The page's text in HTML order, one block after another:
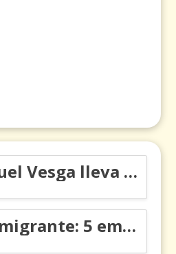
Carlos Manuel Vesga lleva el nombre de Colombia a los Emmy
Resiliencia migrante: 5 emociones y cómo gestionarlas